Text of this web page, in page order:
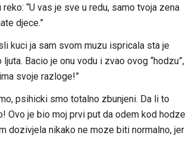
“U vas je sve u redu, samo tvoja zena
djece.”
kuci ja sam svom muzu ispricala sta je
Bacio je onu vodu i zvao ovog “hodzu”,
svoje razloge!”
psihicki smo totalno zbunjeni. Da li to
Ovo je bio moj prvi put da odem kod hodze
dozivjela nikako ne moze biti normalno, jer